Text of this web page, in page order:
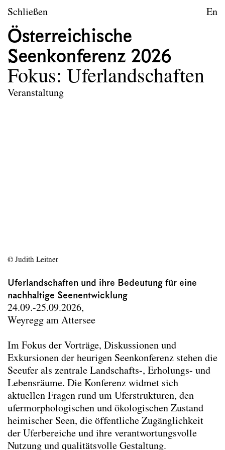
zum Inhalt springen
Landschaftsarchitektur
Leitbild
Lehre
Forschungsprojekte
Schließen En
Österreichische
Seenkonferenz 2026
Fokus: Uferlandschaften
Veranstaltung
© Judith Leitner
Uferlandschaften und ihre Bedeutung für eine
nachhaltige Seenentwicklung
24.09.-25.09.2026,
Weyregg am Attersee
Im Fokus der Vorträge, Diskussionen und
Exkursionen der heurigen Seenkonferenz stehen die
Seeufer als zentrale Landschafts-, Erholungs- und
Lebensräume. Die Konferenz widmet sich
aktuellen Fragen rund um Uferstrukturen, den
ufermorphologischen und ökologischen Zustand
heimischer Seen, die öffentliche Zugänglichkeit
der Uferbereiche und ihre verantwortungsvolle
Nutzung und qualitätsvolle Gestaltung.